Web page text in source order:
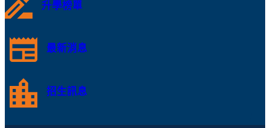
升學榜單
最新消息
招生訊息